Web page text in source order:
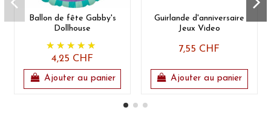
Ballon de fête Gabby's
Dollhouse
4,25 CHF
Ajouter au panier
Guirlande d'anniversaire
Jeux Video
7,55 CHF
Ajouter au panier